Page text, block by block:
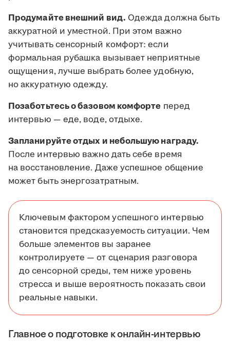
Продумайте внешний вид. Одежда должна быть
аккуратной и уместной. При этом важно
учитывать сенсорный комфорт: если
формальная рубашка вызывает неприятные
ощущения, лучше выбрать более удобную,
но аккуратную одежду.
Позаботьтесь о базовом комфорте перед
интервью — еде, воде, отдыхе.
Запланируйте отдых и небольшую награду.
После интервью важно дать себе время
на восстановление. Даже успешное общение
может быть энергозатратным.
Ключевым фактором успешного интервью
становится предсказуемость ситуации. Чем
больше элементов вы заранее
контролируете — от сценария разговора
до сенсорной среды, тем ниже уровень
стресса и выше вероятность показать свои
реальные навыки.
Главное о подготовке к онлайн-интервью